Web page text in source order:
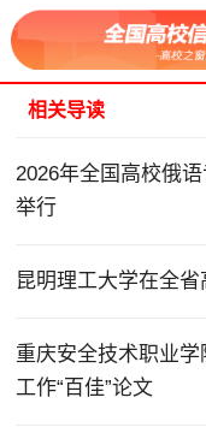
相关导读
2026年全国高校俄
举行
昆明理工大学在全
重庆安全技术职业
工作“百佳”论文